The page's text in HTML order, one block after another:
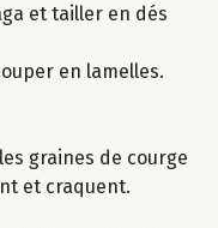
et tailler en dés
en lamelles.
graines de courge
et craquent.